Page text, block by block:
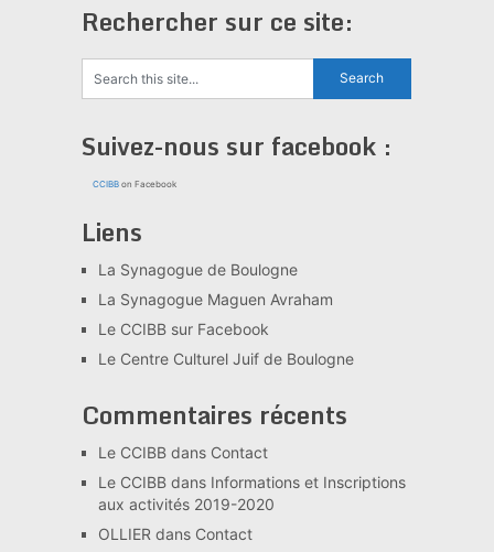
Rechercher sur ce site:
Suivez-nous sur facebook :
CCIBBon Facebook
Liens
La Synagogue de Boulogne
La Synagogue Maguen Avraham
Le CCIBB sur Facebook
Le Centre Culturel Juif de Boulogne
Commentaires récents
Le CCIBBdans Contact
Le CCIBBdans Informations et Inscriptions
aux activités 2019-2020
OLLIER dans Contact